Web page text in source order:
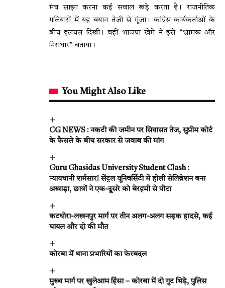
मंच साझा करना कई सवाल खड़े करता है। राजनीतिक
गलियारों में यह बयान तेजी से गूंजा। कांग्रेस कार्यकर्ताओं के
बीच हलचल दिखी। वहीं भाजपा खेमे ने इसे “भ्रामक और
निराधार” बताया।
You Might Also Like
CG NEWS : नकटी की जमीन पर सियासत तेज, सुप्रीम कोर्ट
के फैसले के बीच सरकार से जवाब की मांग
Guru Ghasidas University Student Clash :
न्यायधानी शर्मसार! सेंट्रल यूनिवर्सिटी में होली सेलिब्रेशन बना
अखाड़ा, छात्रों ने एक-दूसरे को बेरहमी से पीटा
कटघोरा-लखनपुर मार्ग पर तीन अलग-अलग सड़क हादसे, कई
घायल और दो की मौत
कोरबा में थाना प्रभारियों का फेरबदल
मुख्य मार्ग पर खुलेआम हिंसा – कोरबा में दो गुट भिड़े, पुलिस